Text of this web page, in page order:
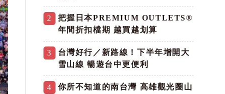
2
把握日本PREMIUM OUTLETS®
年間折扣檔期 越買越划算
3
台灣好行／新路線！下半年增開大
雪山線 暢遊台中更便利
4
你所不知道的南台灣 高雄觀光圈山